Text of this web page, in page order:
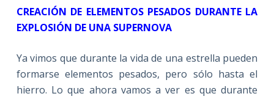
CREACIÓN DE ELEMENTOS PESADOS DURANTE LA
EXPLOSIÓN DE UNA SUPERNOVA
Ya vimos que durante la vida de una estrella pueden
formarse elementos pesados, pero sólo hasta el
hierro. Lo que ahora vamos a ver es que durante